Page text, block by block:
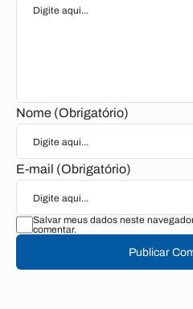
Nome (Obrigatório)
E-mail (Obrigatório)
Salvar meus dados neste
comentar.
Publicar